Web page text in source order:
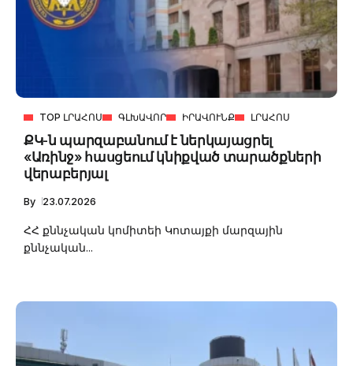
TOP ԼՐԱՀՈՍ ԳԼԽԱՎՈՐ ԻՐԱՎՈՒՆՔ ԼՐԱՀՈՍ
ՔԿ-ն պարզաբանում է ներկայացրել
«Առինջ» հասցեում կնիքված տարածքների
վերաբերյալ
By 23.07.2026
ՀՀ քննչական կոմիտեի Կոտայքի մարզային
քննչական...